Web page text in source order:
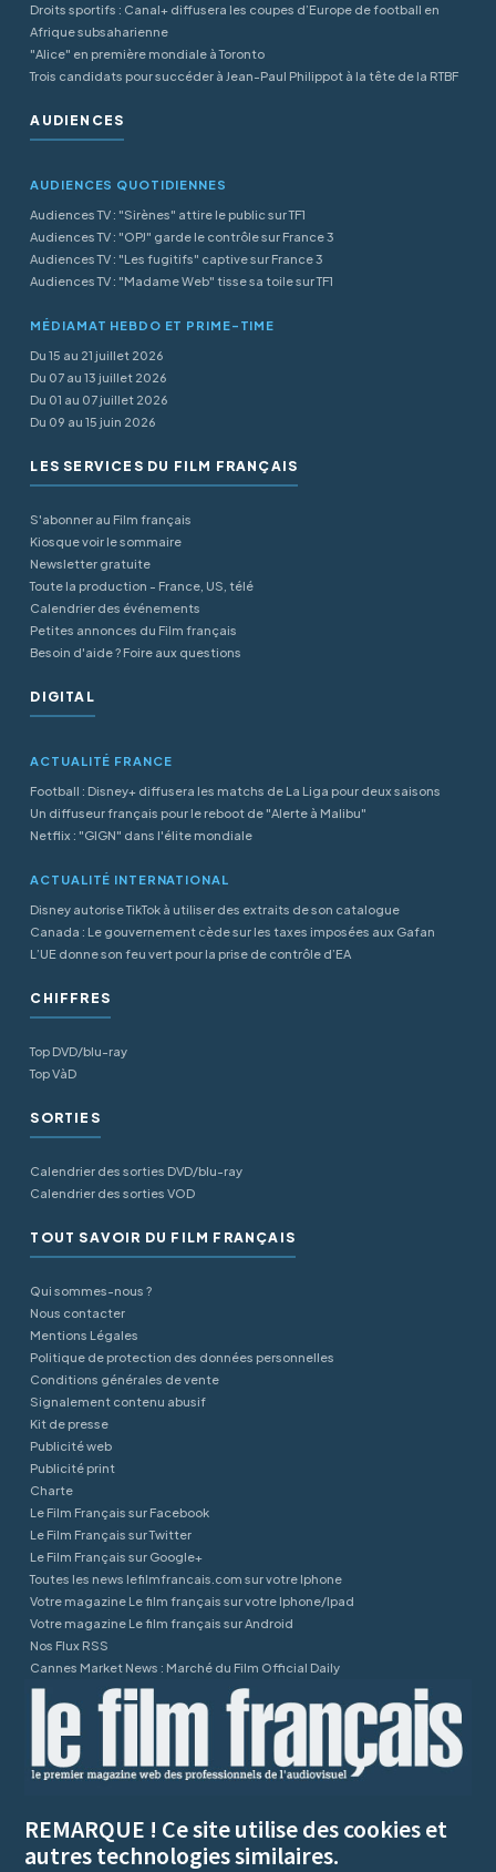
Droits sportifs : Canal+ diffusera les coupes d’Europe de football en
Afrique subsaharienne
"Alice" en première mondiale à Toronto
Trois candidats pour succéder à Jean-Paul Philippot à la tête de la RTBF
AUDIENCES
AUDIENCES QUOTIDIENNES
Audiences TV : "Sirènes" attire le public sur TF1
Audiences TV : "OPJ" garde le contrôle sur France 3
Audiences TV : "Les fugitifs" captive sur France 3
Audiences TV : "Madame Web" tisse sa toile sur TF1
MÉDIAMAT HEBDO ET PRIME-TIME
Du 15 au 21 juillet 2026
Du 07 au 13 juillet 2026
Du 01 au 07 juillet 2026
Du 09 au 15 juin 2026
LES SERVICES DU FILM FRANÇAIS
S'abonner au Film français
Kiosque voir le sommaire
Newsletter gratuite
Toute la production - France, US, télé
Calendrier des événements
Petites annonces du Film français
Besoin d'aide ? Foire aux questions
DIGITAL
ACTUALITÉ FRANCE
Football : Disney+ diffusera les matchs de La Liga pour deux saisons
Un diffuseur français pour le reboot de "Alerte à Malibu"
Netflix : "GIGN" dans l'élite mondiale
ACTUALITÉ INTERNATIONAL
Disney autorise TikTok à utiliser des extraits de son catalogue
Canada : Le gouvernement cède sur les taxes imposées aux Gafan
L’UE donne son feu vert pour la prise de contrôle d’EA
CHIFFRES
Top DVD/blu-ray
Top VàD
SORTIES
Calendrier des sorties DVD/blu-ray
Calendrier des sorties VOD
TOUT SAVOIR DU FILM FRANÇAIS
Qui sommes-nous ?
Nous contacter
Mentions Légales
Politique de protection des données personnelles
Conditions générales de vente
Signalement contenu abusif
Kit de presse
Publicité web
Publicité print
Charte
Le Film Français sur Facebook
Le Film Français sur Twitter
Le Film Français sur Google+
Toutes les news lefilmfrancais.com sur votre Iphone
Votre magazine Le film français sur votre Iphone/Ipad
Votre magazine Le film français sur Android
Nos Flux RSS
Cannes Market News : Marché du Film Official Daily
REMARQUE ! Ce site utilise des cookies et
autres technologies similaires.